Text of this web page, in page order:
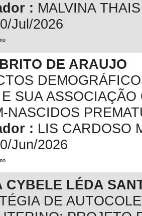
: MALVINA
Jul/2026
DE ARAUJO
SUA
NASCIDOS
: LIS CARDOSO
Jun/2026
CYBELE LÉDA
DE